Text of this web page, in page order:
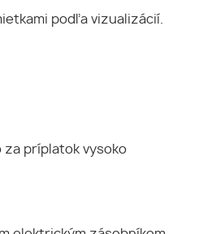
podľa vizualizácií.
príplatok vysoko